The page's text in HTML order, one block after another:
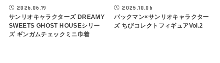
2026.06.19
サンリオキャラクターズ DREAMY
SWEETS GHOST HOUSEシリー
ズ ギンガムチェックミニ巾着
2025.10.06
パックマン×サンリオキャラクター
ズ ちびコレクトフィギュアVol.2